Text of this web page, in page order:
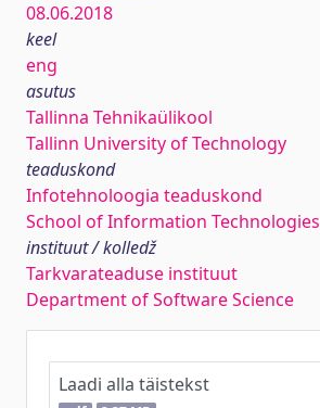
08.06.2018
keel
eng
asutus
Tallinna Tehnikaülikool
Tallinn University of Technology
teaduskond
Infotehnoloogia teaduskond
School of Information Technologies
instituut / kolledž
Tarkvarateaduse instituut
Department of Software Science
Laadi alla täistekst